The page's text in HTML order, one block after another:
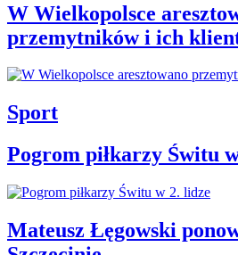
W Wielkopolsce
przemytników i ich
Sport
Pogrom piłkarzy Świtu
Mateusz Łęgowski